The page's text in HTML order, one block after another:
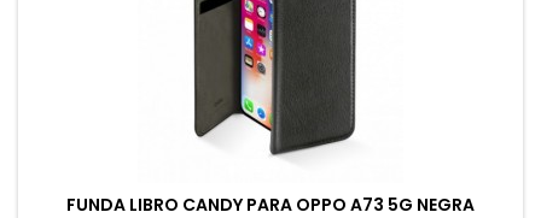
FUNDA LIBRO CANDY PARA OPPO A73 5G NEGRA